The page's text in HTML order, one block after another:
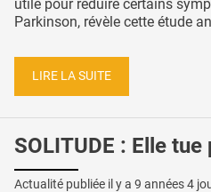
utile pour réduire certains
Parkinson, révèle cette étude
LIRE LA SUITE
SOLITUDE : Elle
Actualité publiée il y a 9 années 4